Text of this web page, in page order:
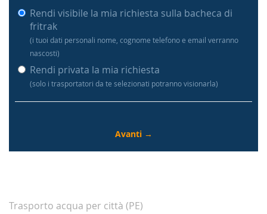
Rendi visibile la mia richiesta sulla bacheca di
fritrak
(i tuoi dati personali nome, cognome telefono e email verranno
nascosti)
Rendi privata la mia richiesta
(solo i trasportatori da te selezionati potranno visionarla)
Trasporto acqua per città (PE)